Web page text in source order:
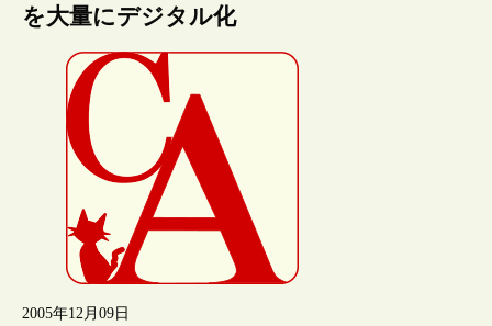
を大量にデジタル化
2005年12月09日